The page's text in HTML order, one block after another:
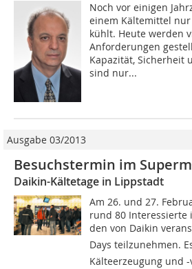
Noch vor einigen
einem Kältemittel nur
kühlt. Heute werden
Anforderungen
Kapazität, Sicherheit
sind nur...
Ausgabe 03/2013
Besuchstermin im
Daikin-Kältetage in Lippstadt
Am 26. und 27.
rund 80 Interessierte
den von Daikin
Days teilzunehmen.
Kälteerzeugung und